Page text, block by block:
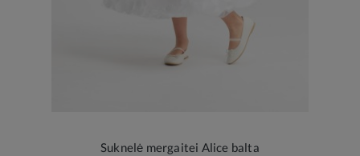
Suknelė mergaitei Alice balta